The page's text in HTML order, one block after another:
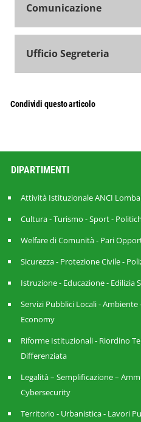
Comunicazione
Ufficio Segreteria
Condividi questo articolo
DIPARTIMENTI
Attività Istituzionale ANCI
Cultura - Turismo - Sport -
Welfare di Comunità - Pari
Sicurezza - Protezione Civile -
Istruzione - Educazione - Edilizia
Servizi Pubblici Locali - Ambiente
Economy
Riforme Istituzionali - Riordino
Differenziata
Legalità – Semplificazione –
Cybersecurity
Territorio - Urbanistica - Lavori